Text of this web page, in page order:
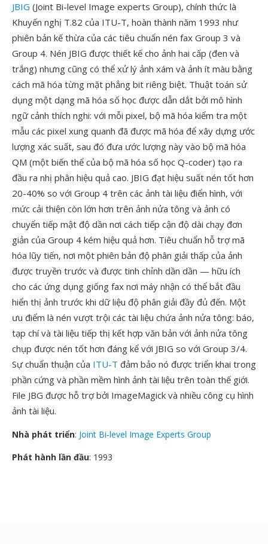
JBIG (Joint Bi-level Image experts Group), chính thức là
Khuyến nghị T.82 của ITU-T, hoàn thành năm 1993 như
phiên bản kế thừa của các tiêu chuẩn nén fax Group 3 và
Group 4. Nén JBIG được thiết kế cho ảnh hai cấp (đen và
trắng) nhưng cũng có thể xử lý ảnh xám và ảnh ít màu bằng
cách mã hóa từng mặt phẳng bit riêng biệt. Thuật toán sử
dụng một dạng mã hóa số học được dẫn dắt bởi mô hình
ngữ cảnh thích nghi: với mỗi pixel, bộ mã hóa kiểm tra một
mẫu các pixel xung quanh đã được mã hóa để xây dựng ước
lượng xác suất, sau đó đưa ước lượng này vào bộ mã hóa
QM (một biến thể của bộ mã hóa số học Q-coder) tạo ra
đầu ra nhị phân hiệu quả cao. JBIG đạt hiệu suất nén tốt hơn
20-40% so với Group 4 trên các ảnh tài liệu điển hình, với
mức cải thiện còn lớn hơn trên ảnh nửa tông và ảnh có
chuyển tiếp mật độ dần nơi cách tiếp cận độ dài chạy đơn
giản của Group 4 kém hiệu quả hơn. Tiêu chuẩn hỗ trợ mã
hóa lũy tiến, nơi một phiên bản độ phân giải thấp của ảnh
được truyền trước và được tinh chỉnh dần dần — hữu ích
cho các ứng dụng giống fax nơi máy nhận có thể bắt đầu
hiển thị ảnh trước khi dữ liệu độ phân giải đầy đủ đến. Một
ưu điểm là nén vượt trội các tài liệu chứa ảnh nửa tông: báo,
tạp chí và tài liệu tiếp thị kết hợp văn bản với ảnh nửa tông
chụp được nén tốt hơn đáng kể với JBIG so với Group 3/4.
Sự chuẩn thuận của ITU-T đảm bảo nó được triển khai trong
phần cứng và phần mềm hình ảnh tài liệu trên toàn thế giới.
File JBG được hỗ trợ bởi ImageMagick và nhiều công cụ hình
ảnh tài liệu.
Nhà phát triển: Joint Bi-level Image Experts Group
Phát hành lần đầu: 1993